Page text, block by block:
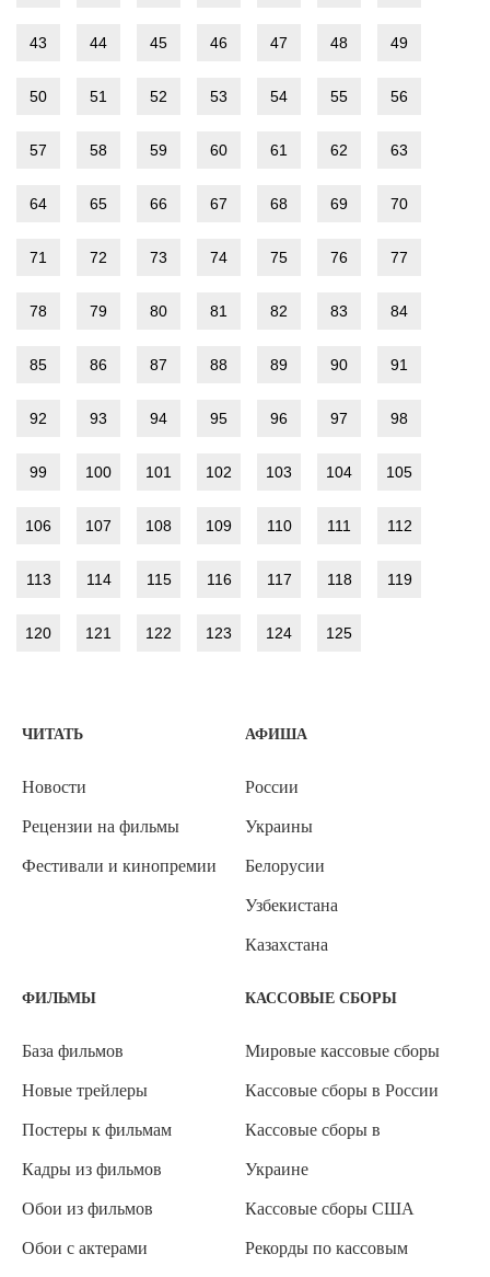
43 44 45 46 47 48 49
50 51 52 53 54 55 56
57 58 59 60 61 62 63
64 65 66 67 68 69 70
71 72 73 74 75 76 77
78 79 80 81 82 83 84
85 86 87 88 89 90 91
92 93 94 95 96 97 98
99 100 101 102 103 104 105
106 107 108 109 110 111 112
113 114 115 116 117 118 119
120 121 122 123 124 125
ЧИТАТЬ
Новости
Рецензии на фильмы
Фестивали и кинопремии
АФИША
России
Украины
Белорусии
Узбекистана
Казахстана
ФИЛЬМЫ
База фильмов
Новые трейлеры
Постеры к фильмам
Кадры из фильмов
Обои из фильмов
Обои с актерами
КАССОВЫЕ СБОРЫ
Мировые кассовые сборы
Кассовые сборы в России
Кассовые сборы в
Украине
Кассовые сборы США
Рекорды по кассовым